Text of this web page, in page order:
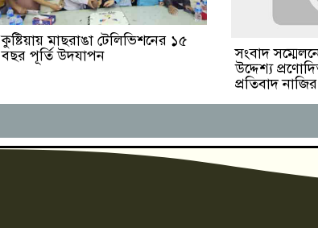
কুষ্টিয়ায় মাছরাঙা টেলিভিশনের ১৫
বছর পূর্তি উদযাপন
সংবাদ
উদ্দেশ্য
প্রতিবাদ